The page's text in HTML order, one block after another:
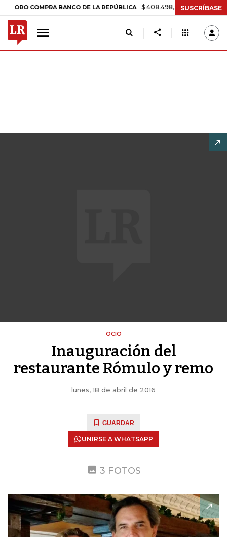
COMPRA BANCO DE LA REPÚBLICA $ 408.498,97 +$ 8.753,81 +2,19%
SUSCRÍBASE
OCIO
Inauguración del
restaurante Rómulo y remo
lunes, 18 de abril de 2016
GUARDAR
UNIRSE A WHATSAPP
3 FOTOS